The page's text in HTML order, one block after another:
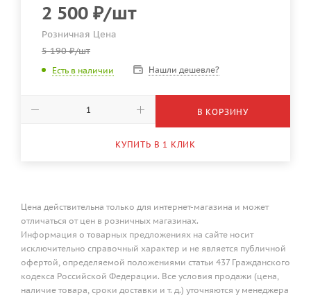
2 500 ₽/шт
Розничная Цена
5 190₽/шт
Есть в наличии Нашли дешевле?
В КОРЗИНУ
КУПИТЬ В 1 КЛИК
Цена действительна только для интернет-магазина и может
отличаться от цен в розничных магазинах.
Информация о товарных предложениях на сайте носит
исключительно справочный характер и не является публичной
офертой, определяемой положениями статьи 437 Гражданского
кодекса Российской Федерации. Все условия продажи (цена,
наличие товара, сроки доставки и т. д.) уточняются у менеджера